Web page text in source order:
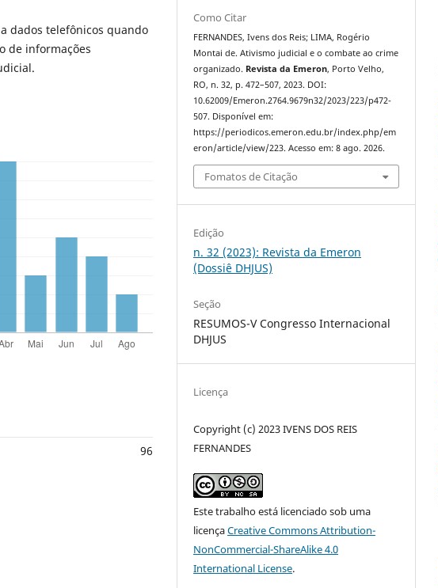
dados telefônicos quando
de informações
96
Como Citar
FERNANDES, Ivens dos Reis; LIMA, Rogério
Montai de. Ativismo judicial e o combate ao crime
organizado. Revista da Emeron, Porto Velho,
RO, n. 32, p. 472–507, 2023. DOI:
10.62009/Emeron.2764.9679n32/2023/223/p472-
507. Disponível em:
https://periodicos.emeron.edu.br/index.php/em
eron/article/view/223. Acesso em: 8 ago. 2026.
Fomatos de Citação
Edição
n. 32 (2023): Revista da Emeron
(Dossiê DHJUS)
Seção
RESUMOS-V Congresso Internacional
DHJUS
Licença
Copyright (c) 2023 IVENS DOS REIS
FERNANDES
Este trabalho está licenciado sob uma
licençaCreative Commons Attribution-
NonCommercial-ShareAlike 4.0
International License.